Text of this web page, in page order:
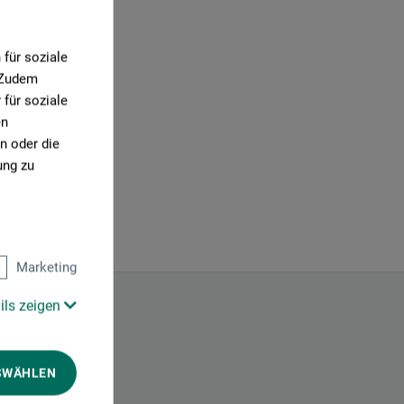
für soziale
für soziale
oder die
zu
Marketing
zeigen